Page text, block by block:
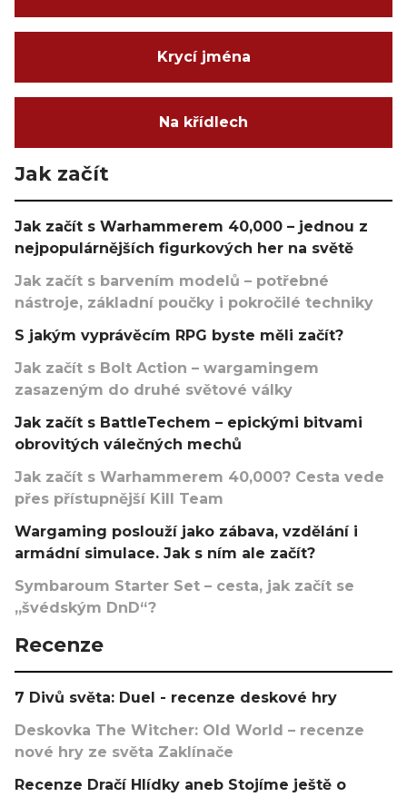
Krycí jména
Na křídlech
Jak začít
Jak začít s Warhammerem 40,000 – jednou z
nejpopulárnějších figurkových her na světě
Jak začít s barvením modelů – potřebné
nástroje, základní poučky i pokročilé techniky
S jakým vyprávěcím RPG byste měli začít?
Jak začít s Bolt Action – wargamingem
zasazeným do druhé světové války
Jak začít s BattleTechem – epickými bitvami
obrovitých válečných mechů
Jak začít s Warhammerem 40,000? Cesta vede
přes přístupnější Kill Team
Wargaming poslouží jako zábava, vzdělání i
armádní simulace. Jak s ním ale začít?
Symbaroum Starter Set – cesta, jak začít se
„švédským DnD“?
Recenze
7 Divů světa: Duel - recenze deskové hry
Deskovka The Witcher: Old World – recenze
nové hry ze světa Zaklínače
Recenze Dračí Hlídky aneb Stojíme ještě o